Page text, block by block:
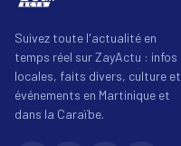
Suivez toute l'actualité en
temps réel sur ZayActu : infos
locales, faits divers, culture et
événements en Martinique et
dans la Caraïbe.